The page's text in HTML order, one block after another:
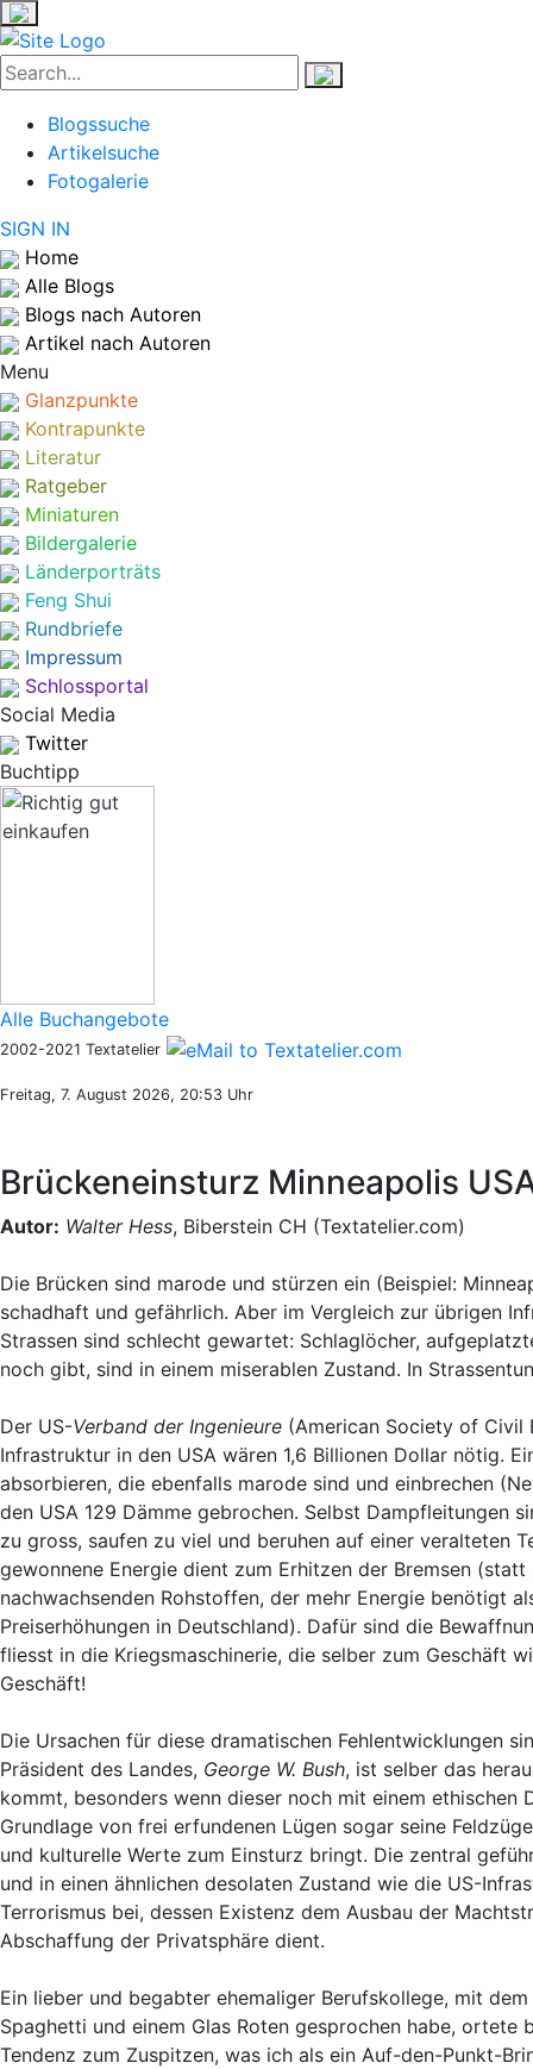
Blogssuche
Artikelsuche
Fotogalerie
SIGN IN
Home
Alle Blogs
Blogs nach Autoren
Artikel nach Autoren
Menu
Glanzpunkte
Kontrapunkte
Literatur
Ratgeber
Miniaturen
Bildergalerie
Länderporträts
Feng Shui
Rundbriefe
Impressum
Schlossportal
Social Media
Twitter
Buchtipp
Alle Buchangebote
2002-2021 Textatelier
Freitag, 7. August 2026, 20:53 Uhr
Brückeneinsturz Minneapolis
Autor: Walter Hess, Biberstein CH (Textatelier.com)
Die Brücken sind marode und stürzen ein (Beispiel:
schadhaft und gefährlich. Aber im Vergleich zur übrigen
Strassen sind schlecht gewartet: Schlaglöcher,
noch gibt, sind in einem miserablen Zustand. In
Der US-Verband der Ingenieure (American Society of Civil
Infrastruktur in den USA wären 1,6 Billionen Dollar nötig.
absorbieren, die ebenfalls marode sind und einbrechen
den USA 129 Dämme gebrochen. Selbst Dampfleitungen
zu gross, saufen zu viel und beruhen auf einer veralteten
gewonnene Energie dient zum Erhitzen der Bremsen
nachwachsenden Rohstoffen, der mehr Energie benötigt
Preiserhöhungen in Deutschland). Dafür sind die
fliesst in die Kriegsmaschinerie, die selber zum Geschäft
Geschäft!
Die Ursachen für diese dramatischen Fehlentwicklungen
Präsident des Landes, George W. Bush, ist selber das
kommt, besonders wenn dieser noch mit einem
Grundlage von frei erfundenen Lügen sogar seine
und kulturelle Werte zum Einsturz bringt. Die zentral
und in einen ähnlichen desolaten Zustand wie die US-
Terrorismus bei, dessen Existenz dem Ausbau der
Abschaffung der Privatsphäre dient.
Ein lieber und begabter ehemaliger Berufskollege, mit
Spaghetti und einem Glas Roten gesprochen habe, ortete
Tendenz zum Zuspitzen, was ich als ein Auf-den-Punkt-